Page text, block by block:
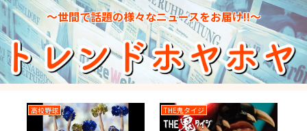
～世間で話題の様々なニュースをお届け!!～
高校野球 THE鬼タイジ